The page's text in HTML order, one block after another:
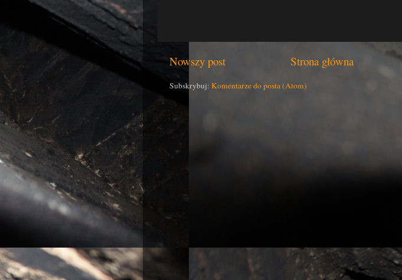
Nowszy post Strona główna
Subskrybuj: Komentarze do posta (Atom)